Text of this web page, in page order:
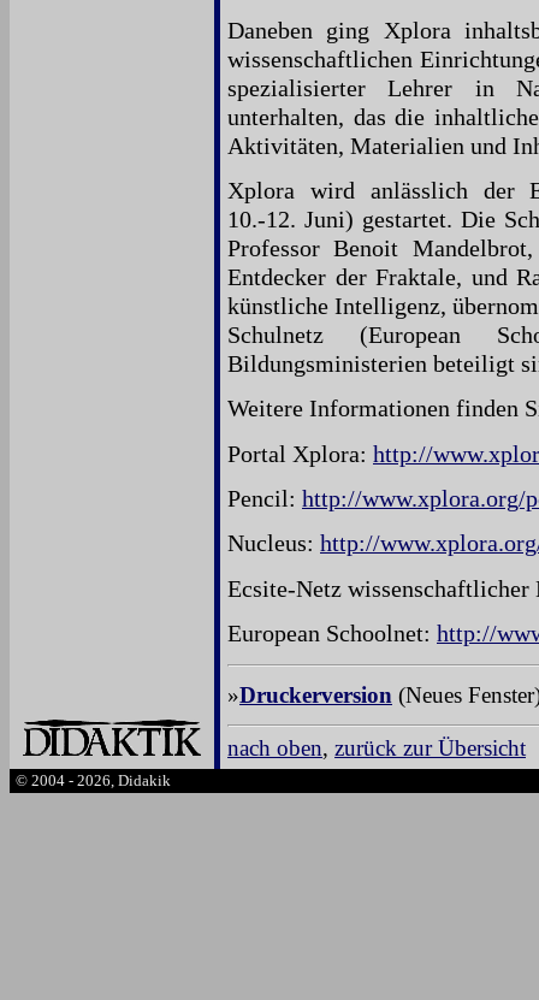
Daneben ging Xplora
wissenschaftlichen
spezialisierter Lehrer in
unterhalten, das die
Aktivitäten, Materialien und
Xplora wird anlässlich der
10.-12. Juni) gestartet. Die
Professor Benoit
Entdecker der Fraktale, und
künstliche Intelligenz,
Schulnetz (European
Bildungsministerien beteiligt
Weitere Informationen finden
Portal Xplora: http://
Pencil: http://www.xplora.org/
Nucleus: http://
Ecsite-Netz
European Schoolnet: http://
»Druckerversion (Neues
nach oben, zurück zur Übersicht
© 2004 - 2026, Didakik